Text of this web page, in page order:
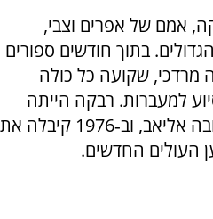
אמם של אפרים וצבי,
בתוך חודשים ספורים
שקועה כל כולה
למעברות. רבקה הייתה
ממיקי חבל לכיש יחד עם לובה אליאב, וב‑1976 קיבלה את
העולים החדשים.